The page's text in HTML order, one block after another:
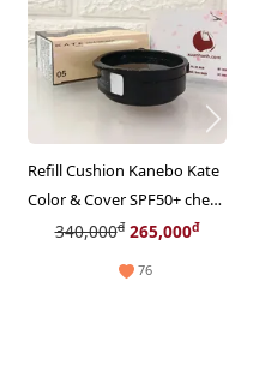
Refill Cushion Kanebo Kate
Color & Cover SPF50+ che
phủ tốt, lì mịn, #05 sáng tự
340,000đ265,000đ
76